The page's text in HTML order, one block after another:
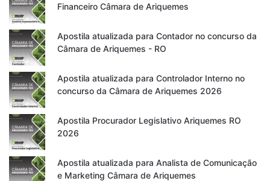
Financeiro Câmara de Ariquemes
Apostila atualizada para Contador no concurso da
Câmara de Ariquemes - RO
Apostila atualizada para Controlador Interno no
concurso da Câmara de Ariquemes 2026
Apostila Procurador Legislativo Ariquemes RO
2026
Apostila atualizada para Analista de Comunicação
e Marketing Câmara de Ariquemes